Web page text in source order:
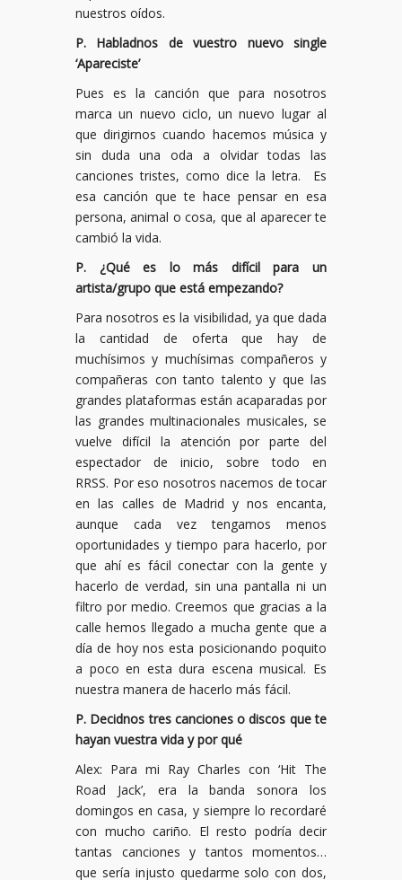
nuestros oídos.
P. Habladnos de vuestro nuevo single
‘Apareciste’
Pues es la canción que para nosotros
marca un nuevo ciclo, un nuevo lugar al
que dirigirnos cuando hacemos música y
sin duda una oda a olvidar todas las
canciones tristes, como dice la letra. Es
esa canción que te hace pensar en esa
persona, animal o cosa, que al aparecer te
cambió la vida.
P. ¿Qué es lo más difícil para un
artista/grupo que está empezando?
Para nosotros es la visibilidad, ya que dada
la cantidad de oferta que hay de
muchísimos y muchísimas compañeros y
compañeras con tanto talento y que las
grandes plataformas están acaparadas por
las grandes multinacionales musicales, se
vuelve difícil la atención por parte del
espectador de inicio, sobre todo en
RRSS. Por eso nosotros nacemos de tocar
en las calles de Madrid y nos encanta,
aunque cada vez tengamos menos
oportunidades y tiempo para hacerlo, por
que ahí es fácil conectar con la gente y
hacerlo de verdad, sin una pantalla ni un
filtro por medio. Creemos que gracias a la
calle hemos llegado a mucha gente que a
día de hoy nos esta posicionando poquito
a poco en esta dura escena musical. Es
nuestra manera de hacerlo más fácil.
P. Decidnos tres canciones o discos que te
hayan vuestra vida y por qué
Alex: Para mi Ray Charles con ‘Hit The
Road Jack’, era la banda sonora los
domingos en casa, y siempre lo recordaré
con mucho cariño. El resto podría decir
tantas canciones y tantos momentos…
que sería injusto quedarme solo con dos,